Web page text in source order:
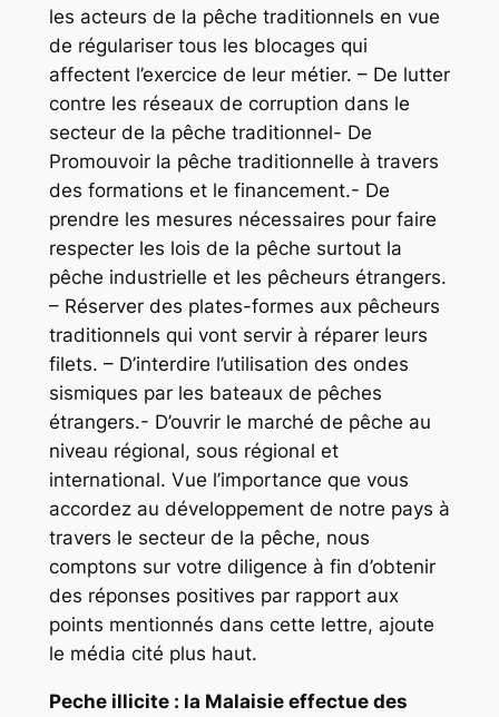
les acteurs de la pêche traditionnels en vue
de régulariser tous les blocages qui
affectent l’exercice de leur métier. – De lutter
contre les réseaux de corruption dans le
secteur de la pêche traditionnel- De
Promouvoir la pêche traditionnelle à travers
des formations et le financement.- De
prendre les mesures nécessaires pour faire
respecter les lois de la pêche surtout la
pêche industrielle et les pêcheurs étrangers.
– Réserver des plates-formes aux pêcheurs
traditionnels qui vont servir à réparer leurs
filets. – D’interdire l’utilisation des ondes
sismiques par les bateaux de pêches
étrangers.- D’ouvrir le marché de pêche au
niveau régional, sous régional et
international. Vue l’importance que vous
accordez au développement de notre pays à
travers le secteur de la pêche, nous
comptons sur votre diligence à fin d’obtenir
des réponses positives par rapport aux
points mentionnés dans cette lettre, ajoute
le média cité plus haut.
Peche illicite : la Malaisie effectue des